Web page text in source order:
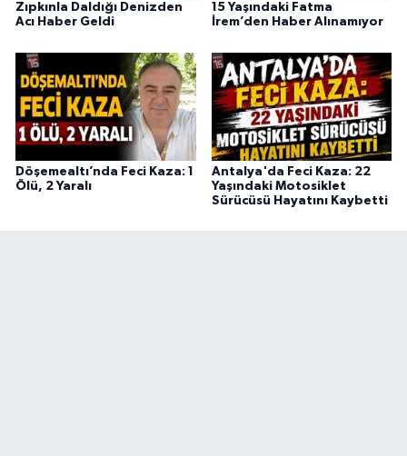
Zıpkınla Daldığı Denizden
Acı Haber Geldi
15 Yaşındaki Fatma
İrem’den Haber Alınamıyor
Döşemealtı’nda Feci Kaza: 1
Ölü, 2 Yaralı
Antalya'da Feci Kaza: 22
Yaşındaki Motosiklet
Sürücüsü Hayatını Kaybetti